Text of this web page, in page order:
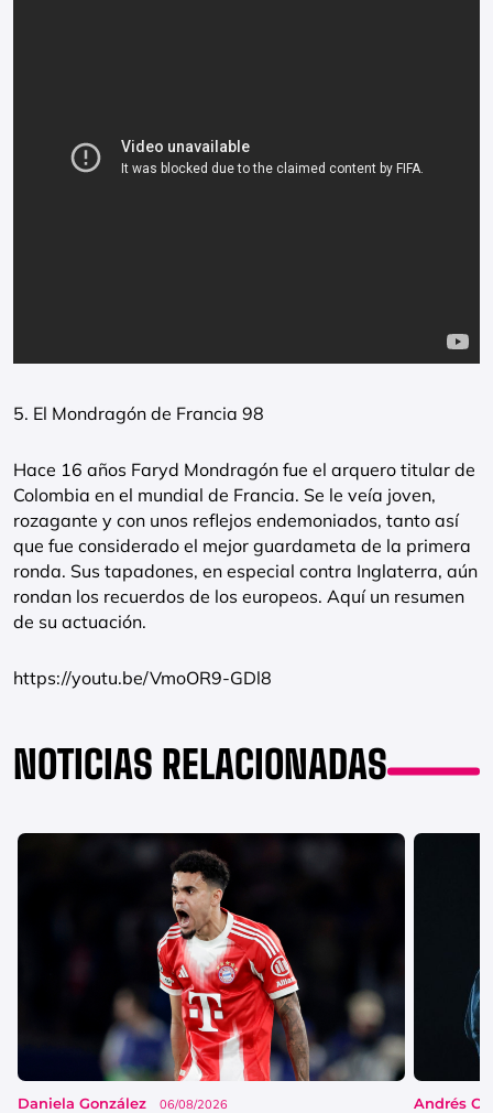
5. El Mondragón de Francia 98
Hace 16 años Faryd Mondragón fue el arquero titular de
Colombia en el mundial de Francia. Se le veía joven,
rozagante y con unos reflejos endemoniados, tanto así
que fue considerado el mejor guardameta de la primera
ronda. Sus tapadones, en especial contra Inglaterra, aún
rondan los recuerdos de los europeos. Aquí un resumen
de su actuación.
https://youtu.be/VmoOR9-GDl8
NOTICIAS RELACIONADAS
Daniela González 06/08/2026 Andrés